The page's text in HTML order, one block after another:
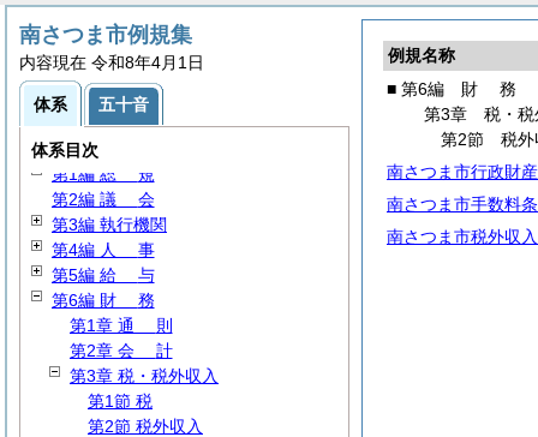
例規名称
■ 第6編 財 務
第3章 税・税
第2節 税外
南さつま市行政財
南さつま市手数料
南さつま市税外収
南さつま市例規集
内容現在 令和8年4月1日
体系 五十音
体系目次
第1編 総 規
第2編 議 会
第3編 執行機関
第4編 人 事
第5編 給 与
第6編 財 務
第1章 通 則
第2章 会 計
第3章 税・税外収入
第1節 税
第2節 税外収入